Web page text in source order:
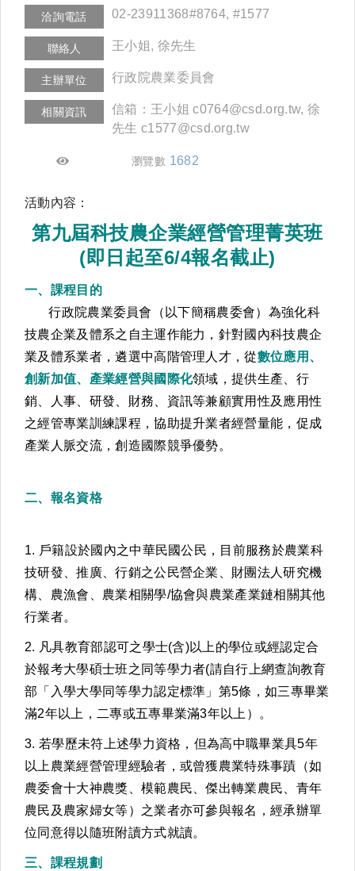
洽詢電話 02-23911368#8764, #1577
聯絡人 王小姐, 徐先生
主辦單位 行政院農業委員會
相關資訊
信箱：王小姐 c0764@csd.org.tw, 徐
先生 c1577@csd.org.tw
瀏覽數 1682
活動內容：
第九屆科技農企業經營管理菁英班
(即日起至6/4報名截止)
一、課程目的
行政院農業委員會（以下簡稱農委會）為強化科
技農企業及體系之自主運作能力，針對國內科技農企
業及體系業者，遴選中高階管理人才，從數位應用、
創新加值、產業經營與國際化領域，提供生產、行
銷、人事、研發、財務、資訊等兼顧實用性及應用性
之經管專業訓練課程，協助提升業者經營量能，促成
產業人脈交流，創造國際競爭優勢。
二、報名資格
1. 戶籍設於國內之中華民國公民，目前服務於農業科
技研發、推廣、行銷之公民營企業、財團法人研究機
構、農漁會、農業相關學/協會與農業產業鏈相關其他
行業者。
2. 凡具教育部認可之學士(含)以上的學位或經認定合
於報考大學碩士班之同等學力者(請自行上網查詢教育
部「入學大學同等學力認定標準」第5條，如三專畢業
滿2年以上，二專或五專畢業滿3年以上）。
3. 若學歷未符上述學力資格，但為高中職畢業具5年
以上農業經營管理經驗者，或曾獲農業特殊事蹟（如
農委會十大神農獎、模範農民、傑出轉業農民、青年
農民及農家婦女等）之業者亦可參與報名，經承辦單
位同意得以隨班附讀方式就讀。
三、課程規劃